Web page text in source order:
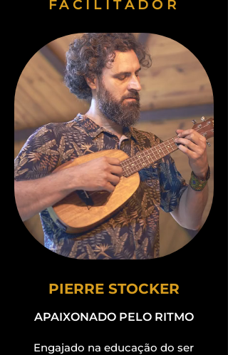
FACILITADOR
PIERRE STOCKER
APAIXONADO PELO RITMO
Engajado na educação do ser